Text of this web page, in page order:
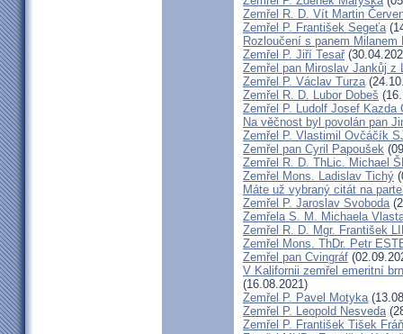
Zemřel R. D. Vít Martin
Zemřel P. František Segeťa
Rozloučení s panem Milanem
Zemřel P. Jiří Tesař
Zemřel pan Miroslav Jankůj z
Zemřel P. Václav Turza
Zemřel R. D. Lubor Dobeš
Zemřel P. Ludolf Josef Kazda
Na věčnost byl povolán pan
Zemřel P. Vlastimil Ovčáčík
Zemřel pan Cyril Papoušek
Zemřel R. D. ThLic. Michael
Zemřel Mons. Ladislav Tichý
Máte už vybraný citát na
Zemřel P. Jaroslav Svoboda
Zemřela S. M. Michaela
Zemřel R. D. Mgr. František
Zemřel Mons. ThDr. Petr
Zemřel pan Cvingráf
V Kalifornii zemřel emeritní
(16.08.2021)
Zemřel P. Pavel Motyka
Zemřel P. Leopold Nesveda
Zemřel P. František Tišek